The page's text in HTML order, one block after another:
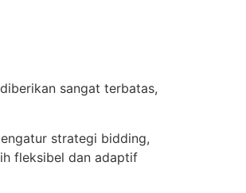
sangat terbatas,
strategi bidding,
fleksibel dan adaptif